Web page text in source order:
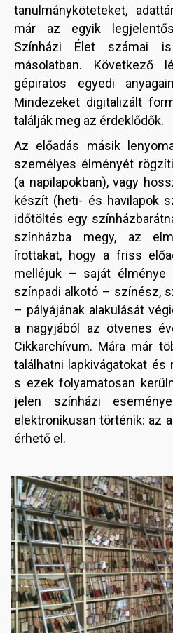
tanulmányköteteket,
már az egyik
Színházi Élet számai
másolatban.
gépiratos egyedi
Mindezeket digitalizált
találják meg az érdeklődők.
Az előadás másik
személyes élményét
(a napilapokban), vagy
készít (heti- és havilapok
időtöltés egy
színházba megy, az
írottakat, hogy a friss
melléjük – saját élménye
színpadi alkotó – színész,
– pályájának alakulását
a nagyjából az ötvenes
Cikkarchívum. Mára már
találhatni lapkivágatokat és
s ezek folyamatosan
jelen színházi
elektronikusan történik: az
érhető el.
Image